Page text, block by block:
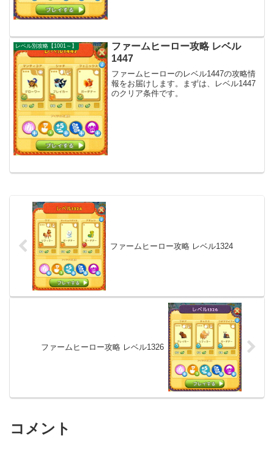
レベル別攻略【1001～】
ファームヒーロー攻略 レベル
1447
ファームヒーローのレベル1447の攻略情
報をお届けします。まずは、レベル1447
のクリア条件です。
ファームヒーロー攻略 レベル1324
ファームヒーロー攻略 レベル1326
コメント